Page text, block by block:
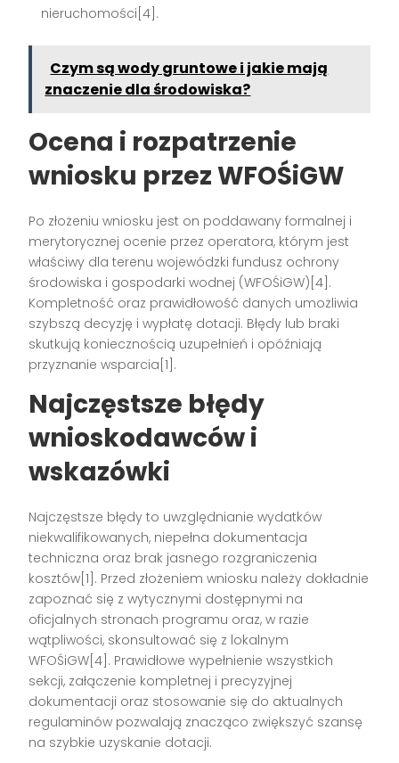
nieruchomości[4].
Czym są wody gruntowe i jakie mają
znaczenie dla środowiska?
Ocena i rozpatrzenie
wniosku przez WFOŚiGW
Po złożeniu wniosku jest on poddawany formalnej i
merytorycznej ocenie przez operatora, którym jest
właściwy dla terenu wojewódzki fundusz ochrony
środowiska i gospodarki wodnej (WFOŚiGW)[4].
Kompletność oraz prawidłowość danych umożliwia
szybszą decyzję i wypłatę dotacji. Błędy lub braki
skutkują koniecznością uzupełnień i opóźniają
przyznanie wsparcia[1].
Najczęstsze błędy
wnioskodawców i
wskazówki
Najczęstsze błędy to uwzględnianie wydatków
niekwalifikowanych, niepełna dokumentacja
techniczna oraz brak jasnego rozgraniczenia
kosztów[1]. Przed złożeniem wniosku należy dokładnie
zapoznać się z wytycznymi dostępnymi na
oficjalnych stronach programu oraz, w razie
wątpliwości, skonsultować się z lokalnym
WFOŚiGW[4]. Prawidłowe wypełnienie wszystkich
sekcji, załączenie kompletnej i precyzyjnej
dokumentacji oraz stosowanie się do aktualnych
regulaminów pozwalają znacząco zwiększyć szansę
na szybkie uzyskanie dotacji.